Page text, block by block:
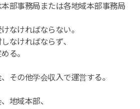
部事務局または各地域本部事務局
なければならない。
なければならず、
る。
その他学会収入で運営する。
地域本部、